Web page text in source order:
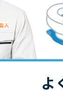
よ